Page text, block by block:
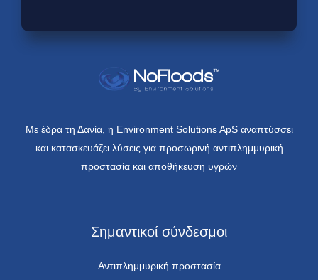
Με έδρα τη Δανία, η Environment Solutions ApS αναπτύσσει
και κατασκευάζει λύσεις για προσωρινή αντιπλημμυρική
προστασία και αποθήκευση υγρών
Σημαντικοί σύνδεσμοι
Αντιπλημμυρική προστασία